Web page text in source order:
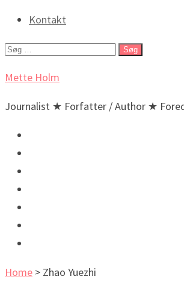
Kontakt
Søg
Mette Holm
Journalist ★ Forfatter / Author ★
Home > Zhao Yuezhi